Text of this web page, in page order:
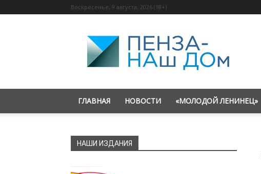
Воскресенье, 9 августа, 2026 (18+)
«Пенза
—
наш
дом»
ГЛАВНАЯ НОВОСТИ «МОЛОДОЙ ЛЕНИНЕЦ»
НАШИ ИЗДАНИЯ